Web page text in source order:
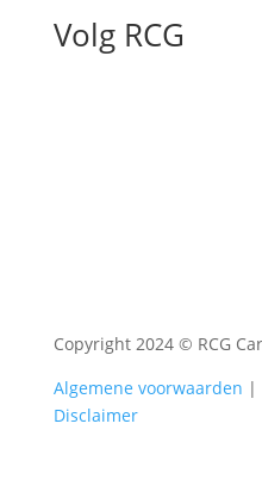
Volg RCG
Copyright 2024 © RCG
Algemene voorwaarden |
Disclaimer